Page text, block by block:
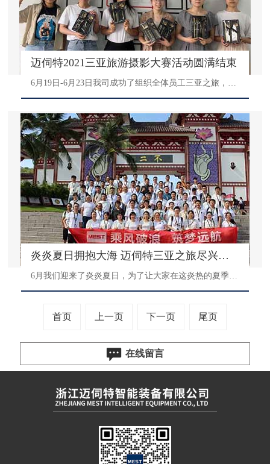
迈伺特2021三亚旅游摄影大赛活动圆满结束
6月19日-6月23日我司成功了组织全体员工三亚之旅，本次旅游不仅让大连续几个月加班加点生产全自动点胶机的家身心得到了放松，几天的相处时间里也使得各团队更具有凝聚力，各部门同事之间彼此更熟悉。为了让大家在旅游途中有更多的互动以及参与感，活动组组织了本次三亚游摄影大赛，该摄影大赛可以通过提交三亚游的任何照片或者视频进行报名，旨在记录全体迈伺特人最真实、精彩的精神面貌，展示公司的风采和活力，大家一起发现美、记录美、分享美！
炎炎夏日拥抱大海 迈伺特三亚之旅尽兴而归
6月我们迎来了炎炎夏日，为了让大家在这炎热的夏季找到一丝放松和清凉，迈伺特大家庭开始了五天四夜的三亚之旅。6月19日，我们分为2组踏上了去往三亚的航班，在大家说说笑笑快乐轻松的氛围里，我们开始了美好的三亚之旅。
首页 上一页 下一页 尾页
在线留言